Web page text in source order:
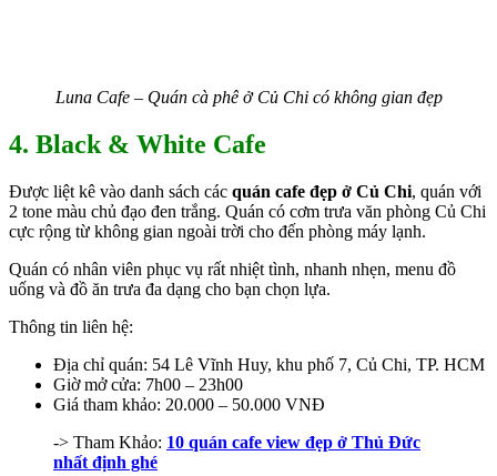
Luna Cafe – Quán cà phê ở Củ Chi có không gian đẹp
4. Black & White Cafe
Được liệt kê vào danh sách các quán cafe đẹp ở Củ Chi, quán với
2 tone màu chủ đạo đen trắng. Quán có cơm trưa văn phòng Củ Chi
cực rộng từ không gian ngoài trời cho đến phòng máy lạnh.
Quán có nhân viên phục vụ rất nhiệt tình, nhanh nhẹn, menu đồ
uống và đồ ăn trưa đa dạng cho bạn chọn lựa.
Thông tin liên hệ:
Địa chỉ quán: 54 Lê Vĩnh Huy, khu phố 7, Củ Chi, TP. HCM
Giờ mở cửa: 7h00 – 23h00
Giá tham khảo: 20.000 – 50.000 VNĐ
-> Tham Khảo: 10 quán cafe view đẹp ở Thủ Đức
nhất định ghé